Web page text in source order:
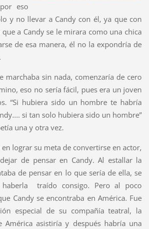
eso
y no llevar a Candy con él, ya que con
a Candy se le mirara como una chica
de esa manera, él no la expondría de
marchaba sin nada, comenzaría de cero
eso no sería fácil, pues era un joven
“Si hubiera sido un hombre te habría
si tan solo hubiera sido un hombre”
una y otra vez.
lograr su meta de convertirse en actor,
de pensar en Candy. Al estallar la
de pensar en lo que sería de ella, se
traído consigo. Pero al poco
Candy se encontraba en América. Fue
especial de su compañía teatral, la
América asistiría y después habría una